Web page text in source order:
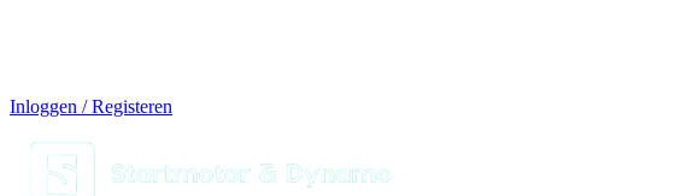
Inloggen / Registeren